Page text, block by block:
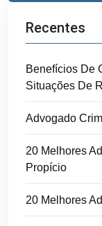
Recentes
Benefícios De
Situações De
Advogado
20 Melhores
Propício
20 Melhores